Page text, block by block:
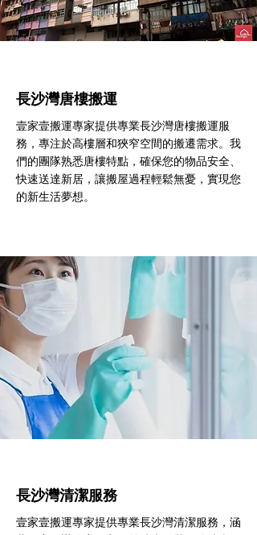
長沙灣​唐樓搬運
壹家壹搬運專家提供專業長沙灣唐樓搬運服
務，專注於高樓層和狹窄空間的搬遷需求。我
們的團隊熟悉唐樓特點，確保您的物品安全、
快速送達新居，讓搬屋過程輕鬆無憂，實現您
的新生活夢想。
長沙灣清潔服務
壹家壹搬運專家提供專業長沙灣清潔服務，涵